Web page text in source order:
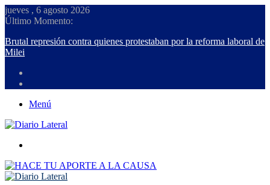
jueves , 6 agosto 2026
Último Momento:
Brutal represión contra quienes protestaban por la reforma laboral de
Milei
Menú